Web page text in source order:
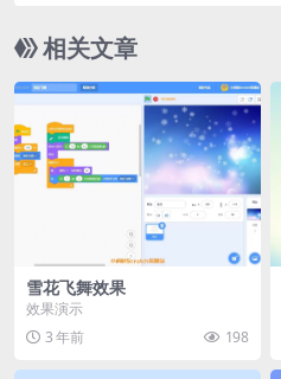
相关文章
雪花飞舞效果
效果演示
3 年前
198